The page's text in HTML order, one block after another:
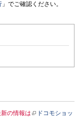
」でご確認ください。
の情報は
ドコモショッ